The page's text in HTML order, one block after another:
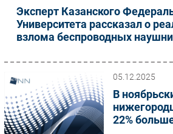
Эксперт Казанского
Университета рассказал о
взлома беспроводных
05.12.2025
В
22%